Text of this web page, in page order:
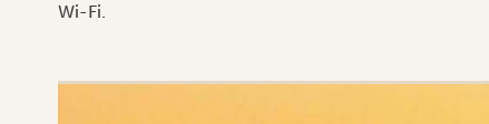
Wi-Fi.